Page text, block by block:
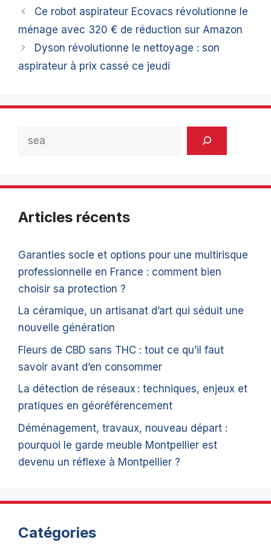
Ce robot aspirateur Ecovacs révolutionne le
ménage avec 320 € de réduction sur Amazon
Dyson révolutionne le nettoyage : son
aspirateur à prix cassé ce jeudi
Articles récents
Garanties socle et options pour une multirisque
professionnelle en France : comment bien
choisir sa protection ?
La céramique, un artisanat d’art qui séduit une
nouvelle génération
Fleurs de CBD sans THC : tout ce qu’il faut
savoir avant d’en consommer
La détection de réseaux : techniques, enjeux et
pratiques en géoréférencement
Déménagement, travaux, nouveau départ :
pourquoi le garde meuble Montpellier est
devenu un réflexe à Montpellier ?
Catégories